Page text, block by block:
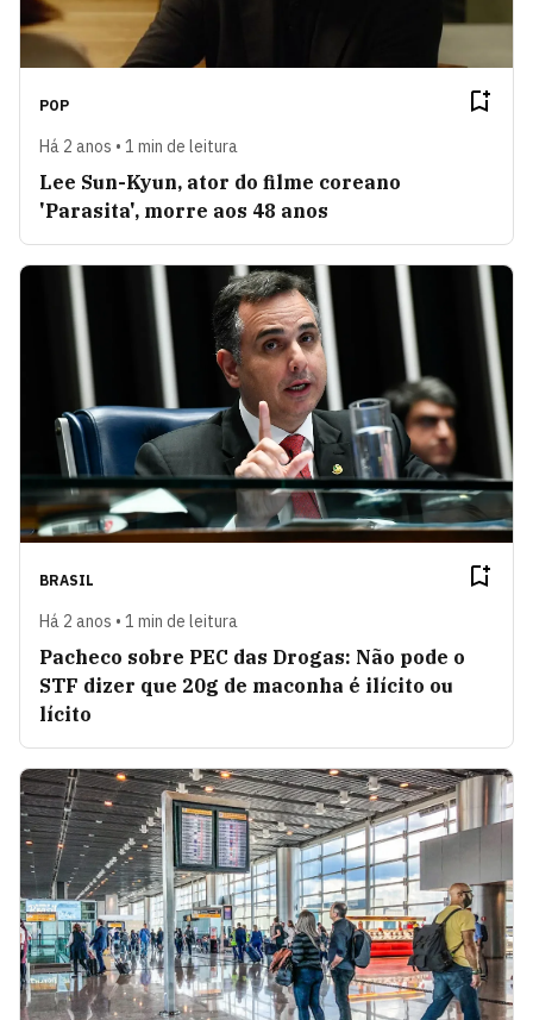
POP
Há 2 anos • 1 min de leitura
Lee Sun-Kyun, ator do filme coreano
'Parasita', morre aos 48 anos
BRASIL
Há 2 anos • 1 min de leitura
Pacheco sobre PEC das Drogas: Não pode o
STF dizer que 20g de maconha é ilícito ou
lícito